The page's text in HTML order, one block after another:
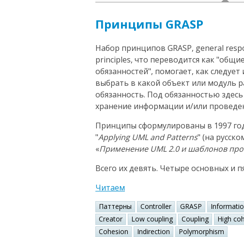
Принципы GRASP
Набор принципов GRASP, general
principles, что переводится как
обязанностей", помогает, как
выбрать в какой объект или модуль
обязанность. Под обязанностью
хранение информации и/или
Принципы сформулированы в 1997
"Applying UML and Patterns" (на
«Применение UML 2.0 и шаблонов
Всего их девять. Четыре основных и
Читаем
Паттерны Controller GRASP
Creator
Low coupling Coupling
High
Cohesion
Indirection
Polymorphism